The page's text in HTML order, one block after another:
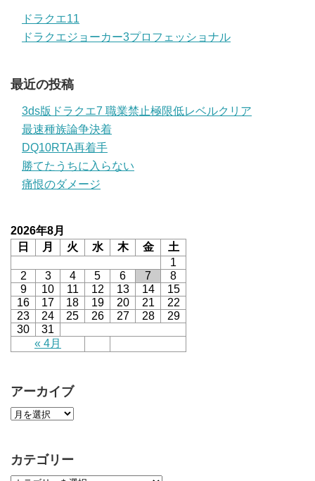
ドラクエ11
ドラクエジョーカー3プロフェッショナル
最近の投稿
3ds版ドラクエ7 職業禁止極限低レベルクリア
最速種族論争決着
DQ10RTA再着手
勝てたうちに入らない
痛恨のダメージ
2026年8月
日
月 火 水 木 金 土
« 4月
1
2
3 4 5 6 7
8
9
10 11 12 13 14
15
16
17 18 19 20 21
22
23
24 25 26 27 28
29
30
31
アーカイブ
カテゴリー